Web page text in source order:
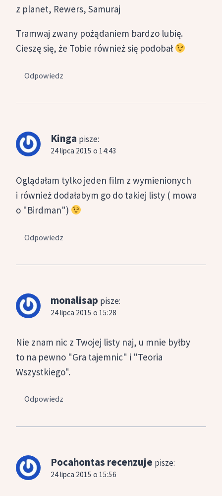
z planet, Rewers, Samuraj
Tramwaj zwany pożądaniem bardzo lubię.
Cieszę się, że Tobie również się podobał
Odpowiedz
Kinga pisze:
24 lipca 2015 o 14:43
Oglądałam tylko jeden film z wymienionych
i również dodałabym go do takiej listy ( mowa
o "Birdman")
Odpowiedz
monalisap pisze:
24 lipca 2015 o 15:28
Nie znam nic z Twojej listy naj, u mnie byłby
to na pewno "Gra tajemnic" i "Teoria
Wszystkiego".
Odpowiedz
Pocahontas recenzuje pisze:
24 lipca 2015 o 15:56